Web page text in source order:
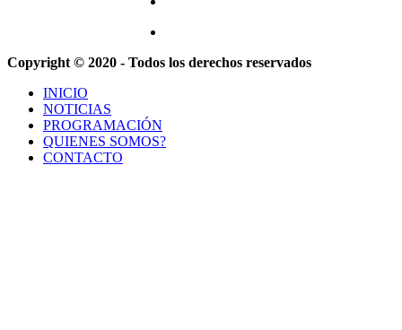
Copyright © 2020 - Todos los derechos reservados
INICIO
NOTICIAS
PROGRAMACIÓN
QUIENES SOMOS?
CONTACTO